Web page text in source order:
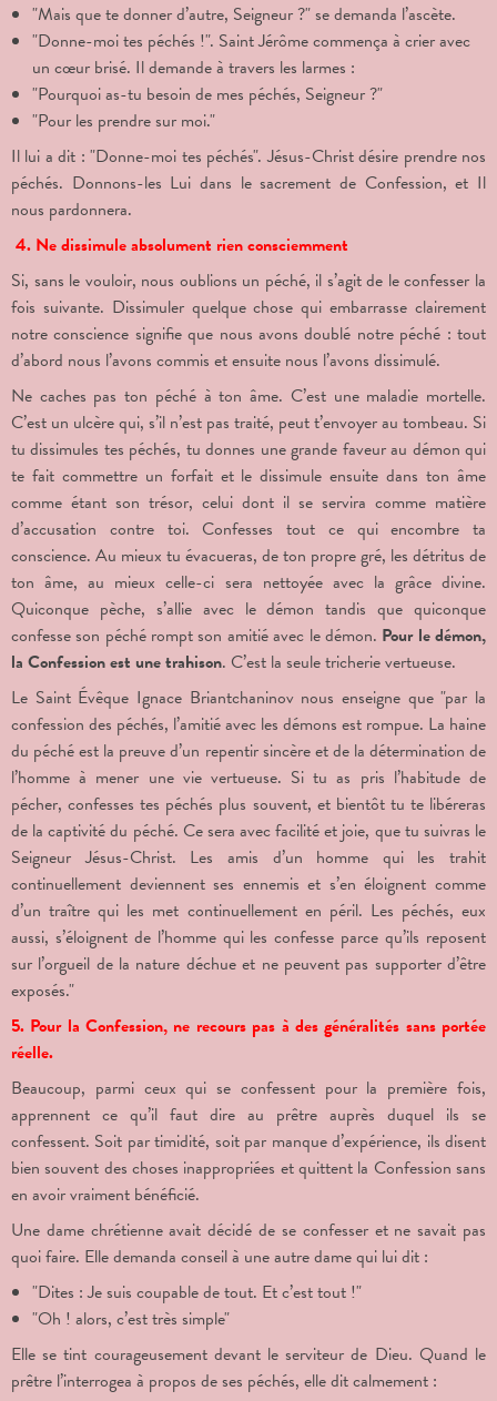
"Mais que te donner d’autre, Seigneur ?" se demanda l’ascète.
"Donne-moi tes péchés !". Saint Jérôme commença à crier avec
un cœur brisé. Il demande à travers les larmes :
"Pourquoi as-tu besoin de mes péchés, Seigneur ?"
"Pour les prendre sur moi."
Il lui a dit : "Donne-moi tes péchés". Jésus-Christ désire prendre nos
péchés. Donnons-les Lui dans le sacrement de Confession, et Il
nous pardonnera.
4. Ne dissimule absolument rien consciemment
Si, sans le vouloir, nous oublions un péché, il s’agit de le confesser la
fois suivante. Dissimuler quelque chose qui embarrasse clairement
notre conscience signifie que nous avons doublé notre péché : tout
d’abord nous l’avons commis et ensuite nous l’avons dissimulé.
Ne caches pas ton péché à ton âme. C’est une maladie mortelle.
C’est un ulcère qui, s’il n’est pas traité, peut t’envoyer au tombeau. Si
tu dissimules tes péchés, tu donnes une grande faveur au démon qui
te fait commettre un forfait et le dissimule ensuite dans ton âme
comme étant son trésor, celui dont il se servira comme matière
d’accusation contre toi. Confesses tout ce qui encombre ta
conscience. Au mieux tu évacueras, de ton propre gré, les détritus de
ton âme, au mieux celle-ci sera nettoyée avec la grâce divine.
Quiconque pèche, s’allie avec le démon tandis que quiconque
confesse son péché rompt son amitié avec le démon. Pour le démon,
la Confession est une trahison. C’est la seule tricherie vertueuse.
Le Saint Évêque Ignace Briantchaninov nous enseigne que "par la
confession des péchés, l’amitié avec les démons est rompue. La haine
du péché est la preuve d’un repentir sincère et de la détermination de
l’homme à mener une vie vertueuse. Si tu as pris l’habitude de
pécher, confesses tes péchés plus souvent, et bientôt tu te libéreras
de la captivité du péché. Ce sera avec facilité et joie, que tu suivras le
Seigneur Jésus-Christ. Les amis d’un homme qui les trahit
continuellement deviennent ses ennemis et s’en éloignent comme
d’un traître qui les met continuellement en péril. Les péchés, eux
aussi, s’éloignent de l’homme qui les confesse parce qu’ils reposent
sur l’orgueil de la nature déchue et ne peuvent pas supporter d’être
exposés."
5. Pour la Confession, ne recours pas à des généralités sans portée
réelle.
Beaucoup, parmi ceux qui se confessent pour la première fois,
apprennent ce qu’il faut dire au prêtre auprès duquel ils se
confessent. Soit par timidité, soit par manque d’expérience, ils disent
bien souvent des choses inappropriées et quittent la Confession sans
en avoir vraiment bénéficié.
Une dame chrétienne avait décidé de se confesser et ne savait pas
quoi faire. Elle demanda conseil à une autre dame qui lui dit :
"Dites : Je suis coupable de tout. Et c’est tout !"
"Oh ! alors, c’est très simple"
Elle se tint courageusement devant le serviteur de Dieu. Quand le
prêtre l’interrogea à propos de ses péchés, elle dit calmement :